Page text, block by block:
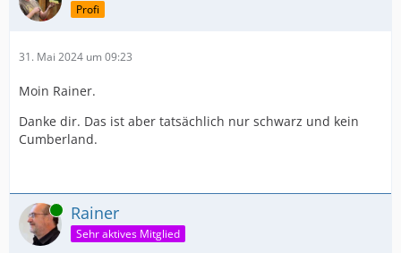
Profi
31. Mai 2024 um 09:23
Moin Rainer.
Danke dir. Das ist aber tatsächlich nur schwarz und kein
Cumberland.
Online Rainer
Sehr aktives Mitglied